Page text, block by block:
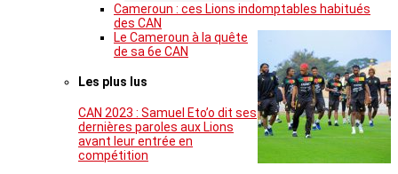
Cameroun : ces Lions indomptables habitués
des CAN
Le Cameroun à la quête
de sa 6e CAN
Les plus lus
CAN 2023 : Samuel Eto’o dit ses
dernières paroles aux Lions
avant leur entrée en
compétition